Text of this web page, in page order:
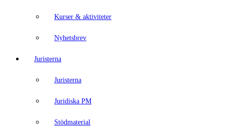
Kurser & aktiviteter
Nyhetsbrev
Juristerna
Juristerna
Juridiska PM
Stödmaterial